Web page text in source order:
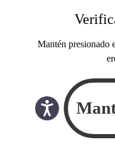
Mantén presionado